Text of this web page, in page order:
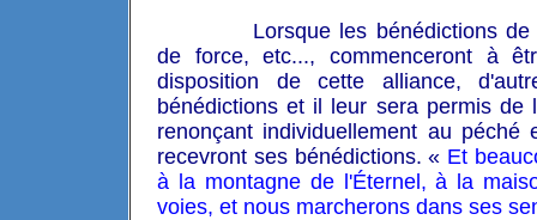
Lorsque les bénédictions
de force, etc..., commenceront à
disposition de cette alliance,
bénédictions et il leur sera permis
renonçant individuellement au
recevront ses bénédictions. « Et
à la montagne de l'Éternel, à la
voies, et nous marcherons dans ses